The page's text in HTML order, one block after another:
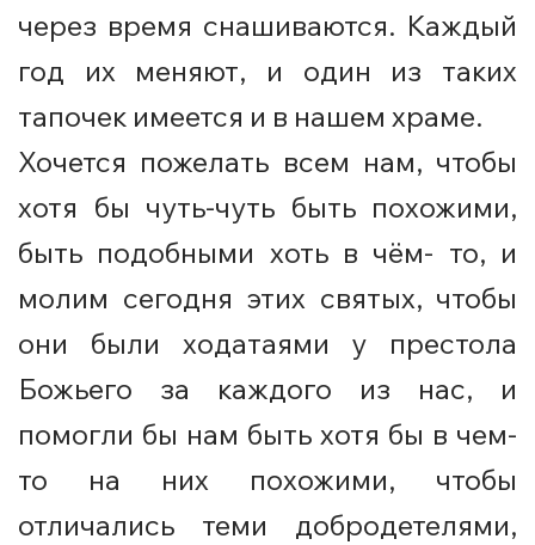
через время снашиваются. Каждый
год их меняют, и один из таких
тапочек имеется и в нашем храме.
Хочется пожелать всем нам, чтобы
хотя бы чуть-чуть быть похожими,
быть подобными хоть в чём- то, и
молим сегодня этих святых, чтобы
они были ходатаями у престола
Божьего за каждого из нас, и
помогли бы нам быть хотя бы в чем-
то на них похожими, чтобы
отличались теми добродетелями,